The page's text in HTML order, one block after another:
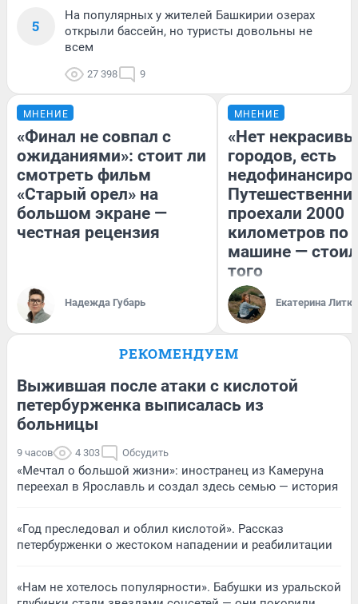
5
На популярных у жителей Башкирии озерах
открыли бассейн, но туристы довольны не
всем
27 398 9
МНЕНИЕ
«Финал не совпал с
ожиданиями»: стоит ли
смотреть фильм
«Старый орел» на
большом экране —
честная рецензия
Надежда Губарь
МНЕНИЕ
«Нет
городов, есть
проехали 2000
километров по
машине —
того
Екатерина
РЕКОМЕНДУЕМ
Выжившая после атаки с кислотой
петербурженка выписалась из
больницы
9 часов 4 303 Обсудить
«Мечтал о большой жизни»: иностранец из Камеруна
переехал в Ярославль и создал здесь семью — история
«Год преследовал и облил кислотой». Рассказ
петербурженки о жестоком нападении и реабилитации
«Нам не хотелось популярности». Бабушки из уральской